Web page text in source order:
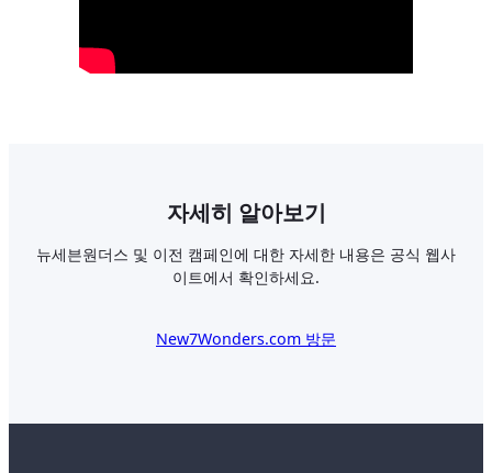
자세히 알아보기
뉴세븐원더스 및 이전 캠페인에 대한 자세한 내용은 공식 웹사
이트에서 확인하세요.
New7Wonders.com 방문